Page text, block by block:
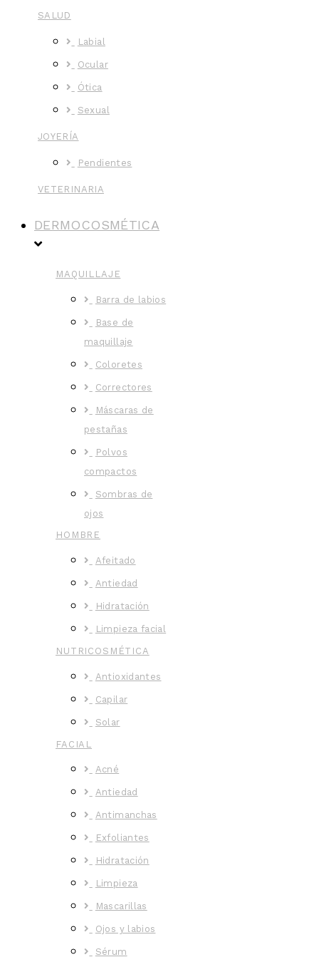
SALUD
Labial
Ocular
Ótica
Sexual
JOYERÍA
Pendientes
VETERINARIA
DERMOCOSMÉTICA
MAQUILLAJE
Barra de labios
Base de
maquillaje
Coloretes
Correctores
Máscaras de
pestañas
Polvos
compactos
Sombras de
ojos
HOMBRE
Afeitado
Antiedad
Hidratación
Limpieza facial
NUTRICOSMÉTICA
Antioxidantes
Capilar
Solar
FACIAL
Acné
Antiedad
Antimanchas
Exfoliantes
Hidratación
Limpieza
Mascarillas
Ojos y labios
Sérum